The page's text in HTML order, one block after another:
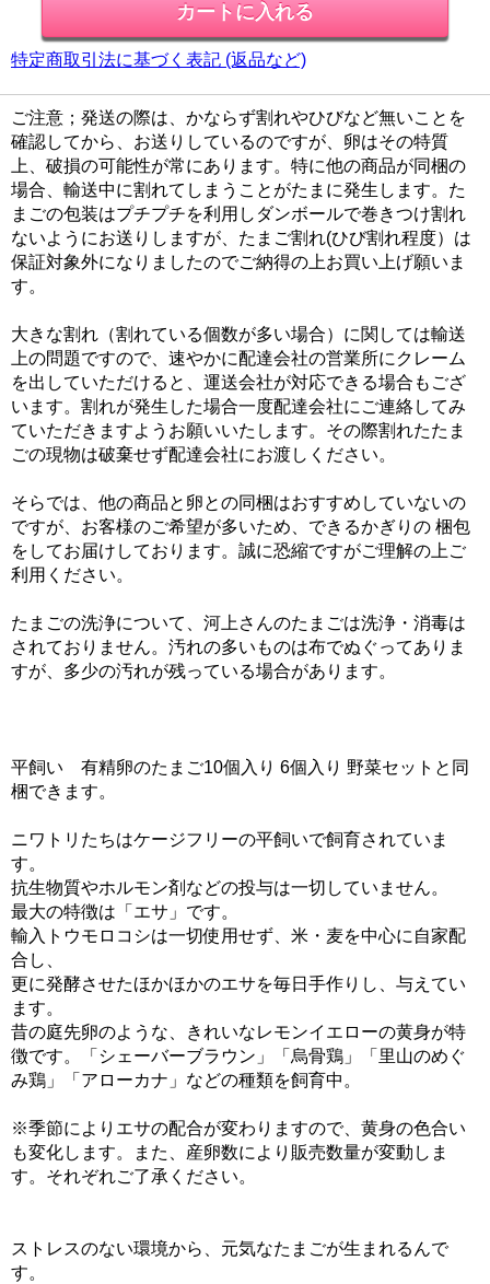
特定商取引法に基づく表記 (返品など)
ご注意；発送の際は、かならず割れやひびなど無いことを
確認してから、お送りしているのですが、卵はその特質
上、破損の可能性が常にあります。特に他の商品が同梱の
場合、輸送中に割れてしまうことがたまに発生します。た
まごの包装はプチプチを利用しダンボールで巻きつけ割れ
ないようにお送りしますが、たまご割れ(ひび割れ程度）は
保証対象外になりましたのでご納得の上お買い上げ願いま
す。
大きな割れ（割れている個数が多い場合）に関しては輸送
上の問題ですので、速やかに配達会社の営業所にクレーム
を出していただけると、運送会社が対応できる場合もござ
います。割れが発生した場合一度配達会社にご連絡してみ
ていただきますようお願いいたします。その際割れたたま
ごの現物は破棄せず配達会社にお渡しください。
そらでは、他の商品と卵との同梱はおすすめしていないの
ですが、お客様のご希望が多いため、できるかぎりの 梱包
をしてお届けしております。誠に恐縮ですがご理解の上ご
利用ください。
たまごの洗浄について、河上さんのたまごは洗浄・消毒は
されておりません。汚れの多いものは布でぬぐってありま
すが、多少の汚れが残っている場合があります。
平飼い 有精卵のたまご10個入り 6個入り 野菜セットと同
梱できます。
ニワトリたちはケージフリーの平飼いで飼育されていま
す。
抗生物質やホルモン剤などの投与は一切していません。
最大の特徴は「エサ」です。
輸入トウモロコシは一切使用せず、米・麦を中心に自家配
合し、
更に発酵させたほかほかのエサを毎日手作りし、与えてい
ます。
昔の庭先卵のような、きれいなレモンイエローの黄身が特
徴です。「シェーバーブラウン」「烏骨鶏」「里山のめぐ
み鶏」「アローカナ」などの種類を飼育中。
※季節によりエサの配合が変わりますので、黄身の色合い
も変化します。また、産卵数により販売数量が変動しま
す。それぞれご了承ください。
ストレスのない環境から、元気なたまごが生まれるんで
す。